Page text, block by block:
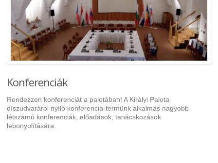
Konferenciák
Rendezzen konferenciát a palotában! A Királyi Palota
díszudvaráról nyíló konferencia-termünk alkalmas nagyobb
létszámú konferenciák, előadások, tanácskozások
lebonyolítására.